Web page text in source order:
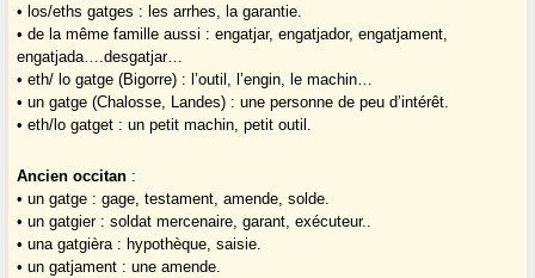
• los/eths gatges : les arrhes, la garantie.
• de la même famille aussi : engatjar, engatjador, engatjament,
engatjada….desgatjar…
• eth/ lo gatge (Bigorre) : l’outil, l’engin, le machin…
• un gatge (Chalosse, Landes) : une personne de peu d’intérêt.
• eth/lo gatget : un petit machin, petit outil.
Ancien occitan :
• un gatge : gage, testament, amende, solde.
• un gatgier : soldat mercenaire, garant, exécuteur..
• una gatgièra : hypothèque, saisie.
• un gatjament : une amende.